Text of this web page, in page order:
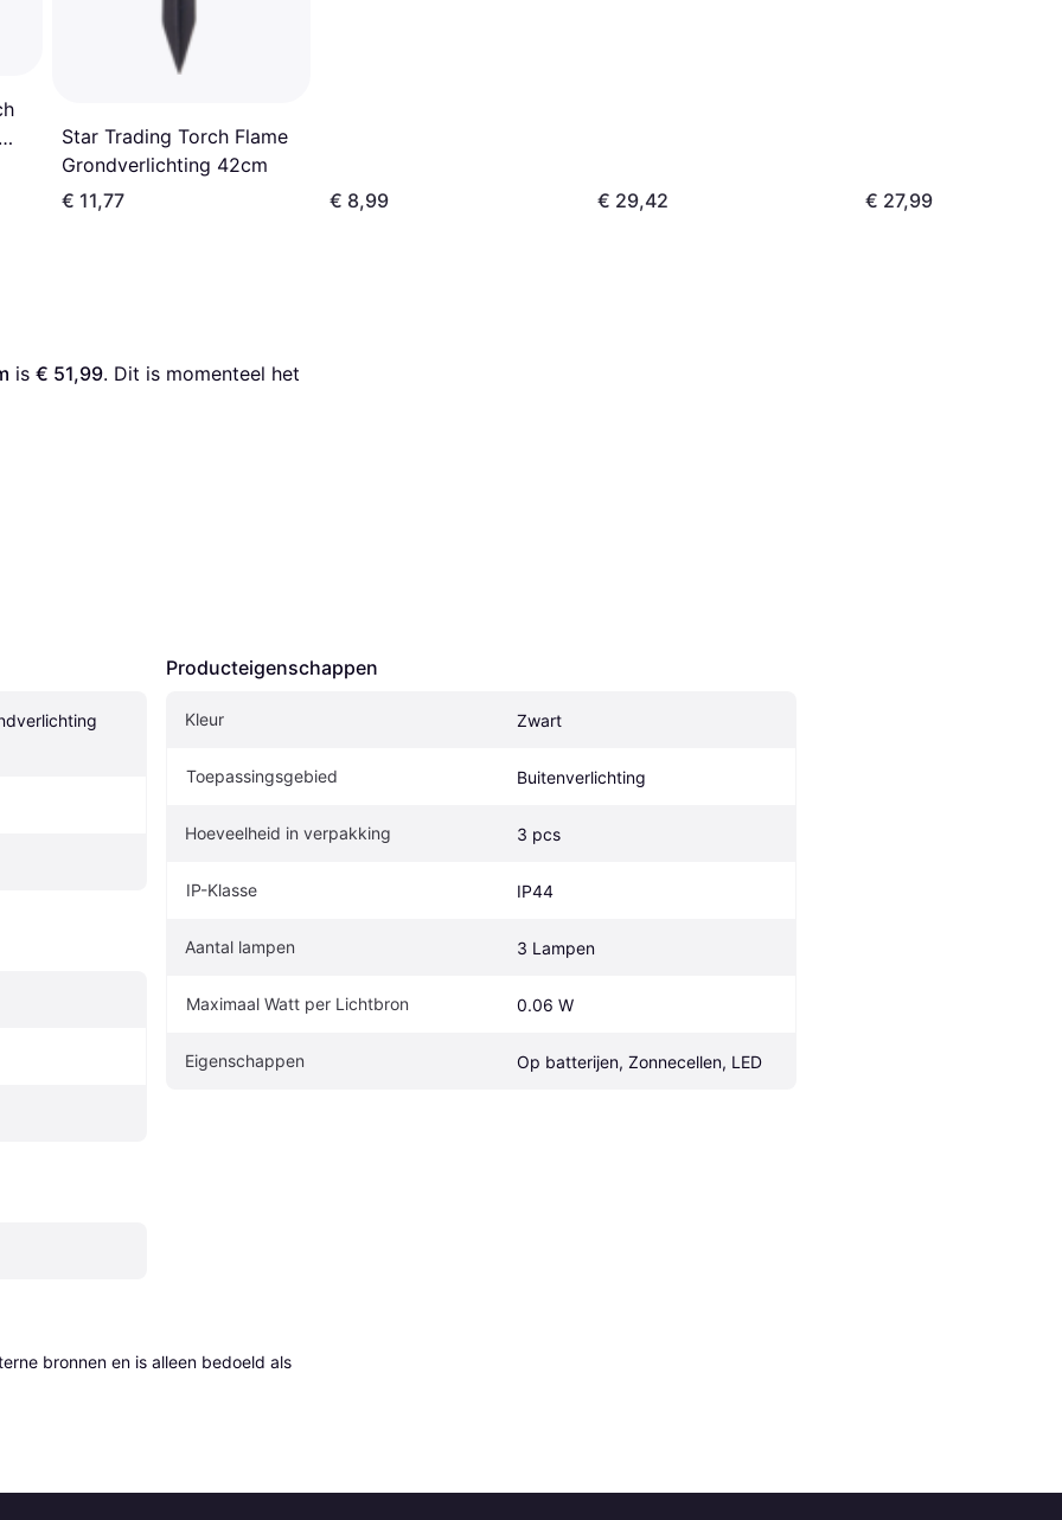
Star Trading Torch Flame
Grondverlichting 42cm
€ 11,77
€ 8,99 € 29,42 € 27,99
is € 51,99. Dit is momenteel het
Producteigenschappen
Kleur Zwart
Toepassingsgebied Buitenverlichting
Hoeveelheid in verpakking 3 pcs
IP-Klasse IP44
Aantal lampen 3 Lampen
Maximaal Watt per Lichtbron 0.06 W
Eigenschappen Op batterijen, Zonnecellen, LED
bronnen en is alleen bedoeld als